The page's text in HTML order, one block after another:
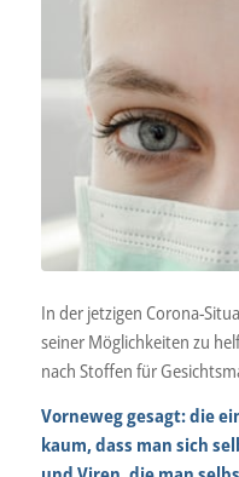
In der jetzigen Corona-
seiner Möglichkeiten zu
nach Stoffen für
Vorneweg gesagt: die
kaum, dass man sich